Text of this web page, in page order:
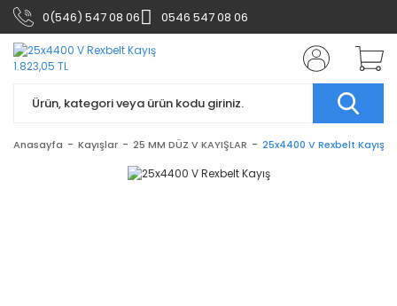
0(546) 547 08 06 0546 547 08 06
Anasayfa Kayışlar 25 MM DÜZ V KAYIŞLAR 25x4400 V Rexbelt Kayış